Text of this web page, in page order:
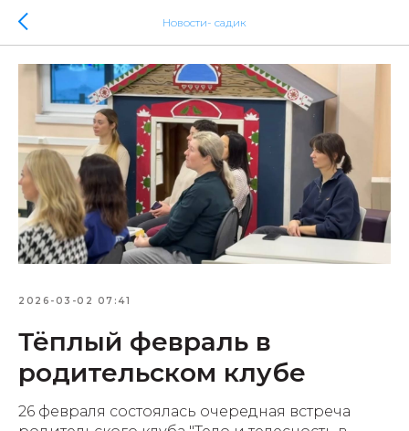
Новости- садик
2026-03-02 07:41
Тёплый февраль в
родительском клубе
26 февраля состоялась очередная встреча